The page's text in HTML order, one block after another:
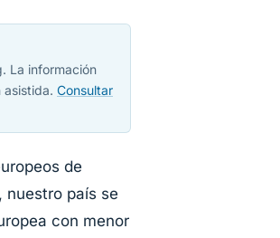
La información
asistida. Consultar
de
nuestro país se
con menor